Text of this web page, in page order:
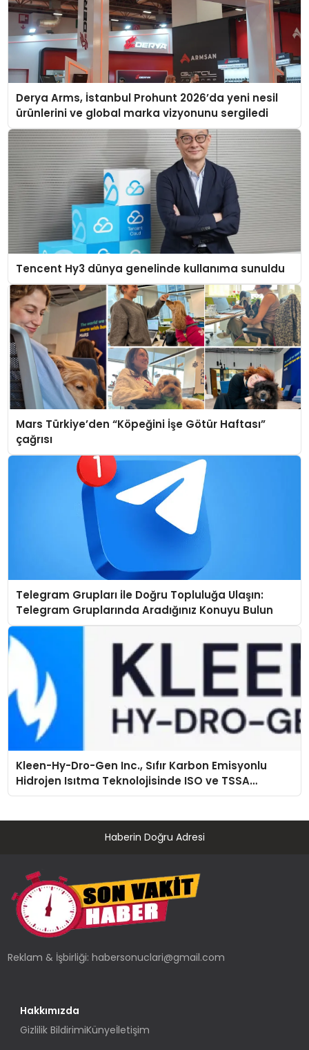
Derya Arms, İstanbul Prohunt 2026’da yeni nesil
ürünlerini ve global marka vizyonunu sergiledi
Tencent Hy3 dünya genelinde kullanıma sunuldu
Mars Türkiye’den “Köpeğini İşe Götür Haftası”
çağrısı
Telegram Grupları ile Doğru Topluluğa Ulaşın:
Telegram Gruplarında Aradığınız Konuyu Bulun
Kleen-Hy-Dro-Gen Inc., Sıfır Karbon Emisyonlu
Hidrojen Isıtma Teknolojisinde ISO ve TSSA
Düzenleyici Onaylarını Aldı
Haberin Doğru Adresi
Reklam & İşbirliği:habersonuclari@gmail.com
Hakkımızda
Gizlilik BildirimiKünyeİletişim